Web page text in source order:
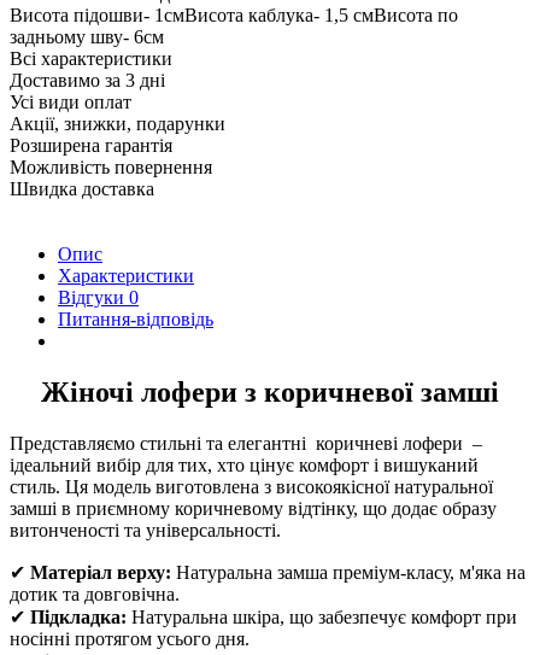
Висота підошви- 1смВисота каблука- 1,5 смВисота по
задньому шву- 6см
Всі характеристики
Доставимо за 3 дні
Усі види оплат
Акції, знижки, подарунки
Розширена гарантія
Можливість повернення
Швидка доставка
Опис
Характеристики
Відгуки 0
Питання-відповідь
Жіночі лофери з коричневої замші
Представляємо стильні та елегантні коричневі лофери –
ідеальний вибір для тих, хто цінує комфорт і вишуканий
стиль. Ця модель виготовлена з високоякісної натуральної
замші в приємному коричневому відтінку, що додає образу
витонченості та універсальності.
✔ Матеріал верху: Натуральна замша преміум-класу, м'яка на
дотик та довговічна.
✔ Підкладка: Натуральна шкіра, що забезпечує комфорт при
носінні протягом усього дня.